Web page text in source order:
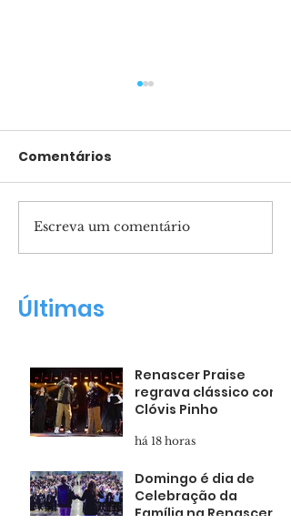
Pais presentes
formam filhos
Comentários
Escreva um comentário
Últimas
Renascer Praise
regrava clássico com
Clóvis Pinho
há 18 horas
Domingo é dia de
Celebração da
Família na Renascer